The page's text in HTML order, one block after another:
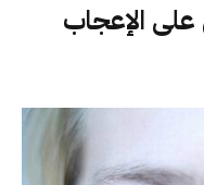
على الإعجاب